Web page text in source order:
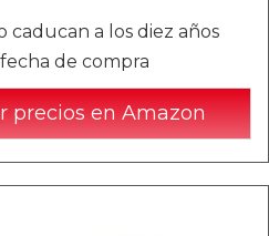
caducan a los diez años
de compra
precios en Amazon